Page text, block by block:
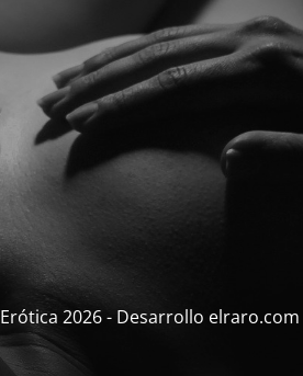
2026 - Desarrollo elraro.com